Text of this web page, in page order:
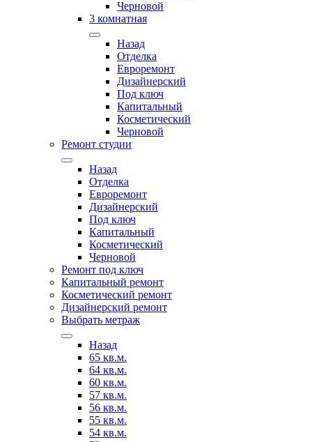
Черновой
3 комнатная
Назад
Отделка
Евроремонт
Дизайнерский
Под ключ
Капитальный
Косметический
Черновой
Ремонт студии
Назад
Отделка
Евроремонт
Дизайнерский
Под ключ
Капитальный
Косметический
Черновой
Ремонт под ключ
Капитальный ремонт
Косметический ремонт
Дизайнерский ремонт
Выбрать метраж
Назад
65 кв.м.
64 кв.м.
60 кв.м.
57 кв.м.
56 кв.м.
55 кв.м.
54 кв.м.